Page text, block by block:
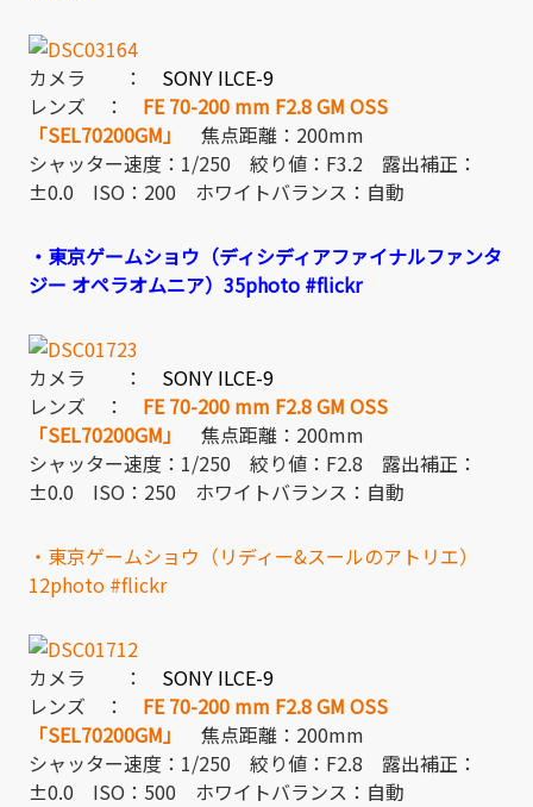
カメラ ： SONY ILCE-9
レンズ ： FE 70-200 mm F2.8 GM OSS
「SEL70200GM」
焦点距離：200mm
シャッター速度：1/250 絞り値：F3.2 露出補正：
±0.0 ISO：200 ホワイトバランス：自動
・東京ゲームショウ（ディシディアファイナルファンタ
ジー オペラオムニア）35photo #flickr
カメラ ： SONY ILCE-9
レンズ ： FE 70-200 mm F2.8 GM OSS
「SEL70200GM」
焦点距離：200mm
シャッター速度：1/250 絞り値：F2.8 露出補正：
±0.0 ISO：250 ホワイトバランス：自動
・東京ゲームショウ（リディー&スールのアトリエ）
12photo #flickr
カメラ ： SONY ILCE-9
レンズ ： FE 70-200 mm F2.8 GM OSS
「SEL70200GM」
焦点距離：200mm
シャッター速度：1/250 絞り値：F2.8 露出補正：
±0.0 ISO：500 ホワイトバランス：自動